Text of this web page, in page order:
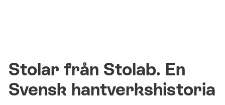
Stolar från Stolab. En
Svensk hantverkshistoria